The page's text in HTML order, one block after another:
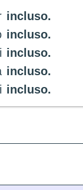
incluso.
incluso.
incluso.
incluso.
incluso.